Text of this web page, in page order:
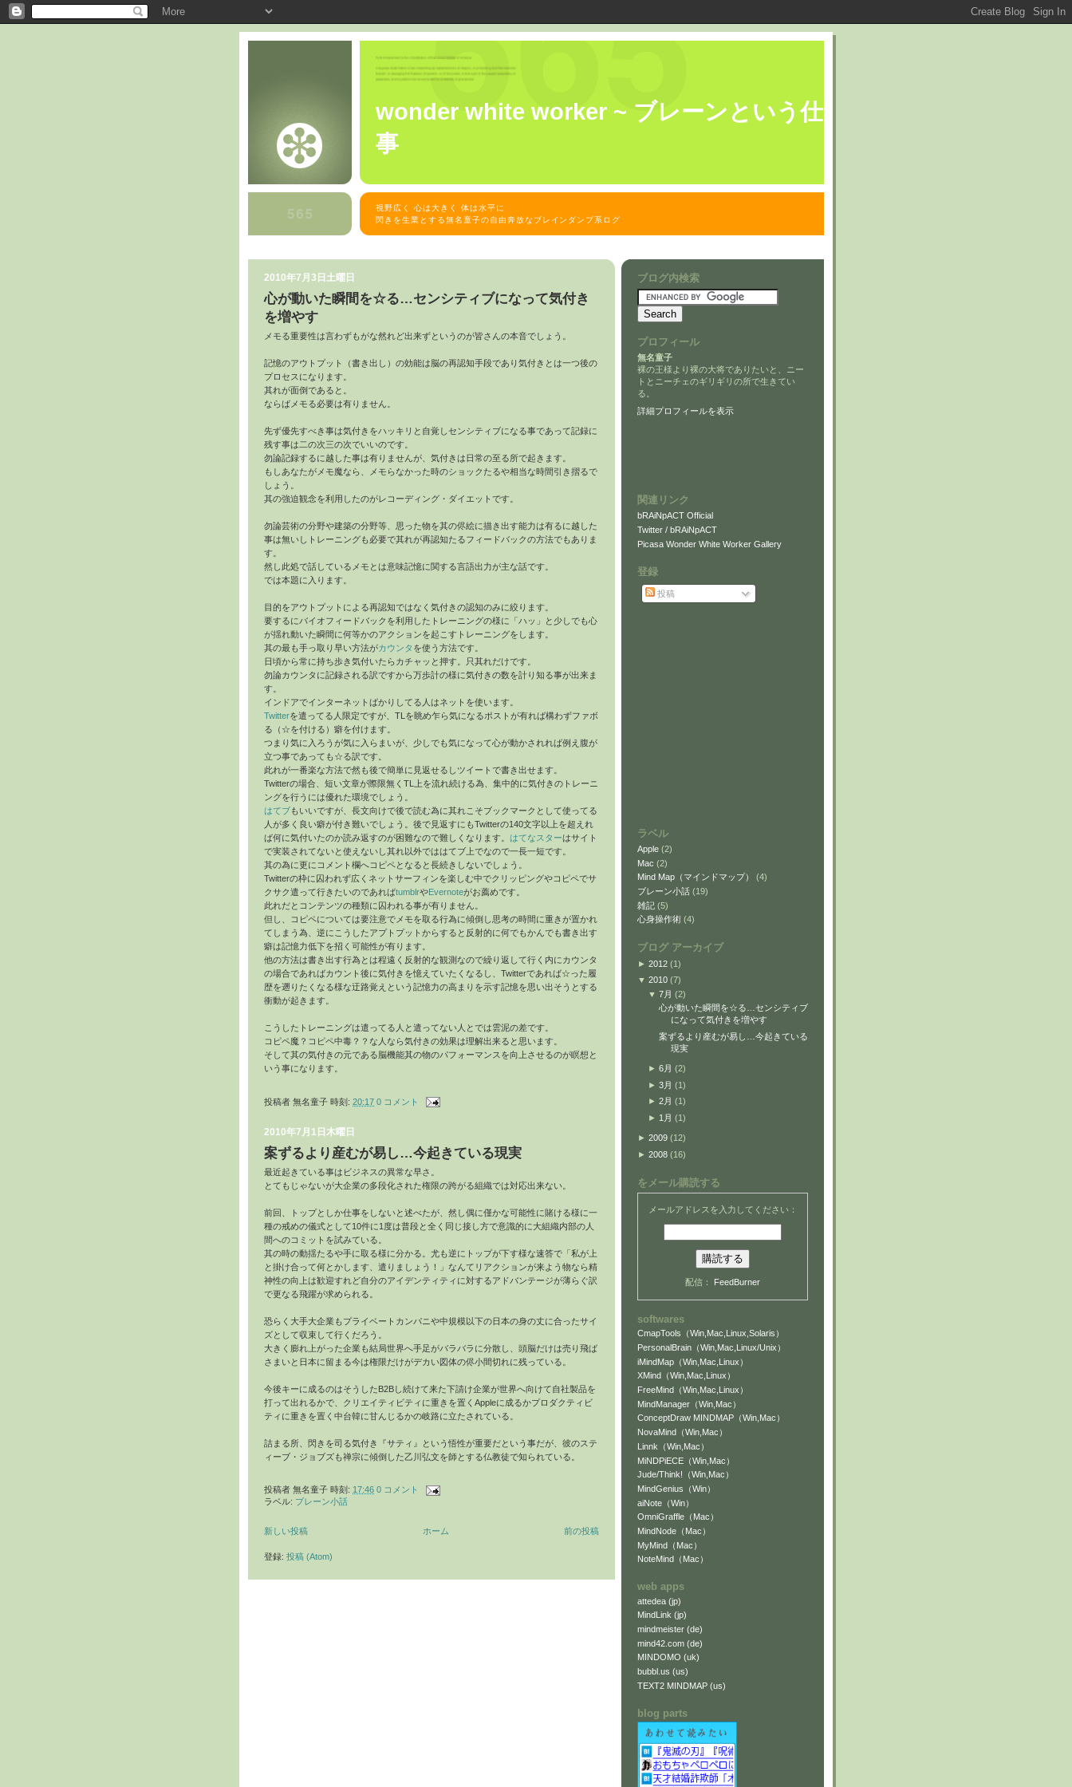
wonder white worker ~ ブレーンという仕
事
視野広く 心は大きく 体は水平に
閃きを生業とする無名童子の自由奔放なブレインダンプ系ログ
2010年7月3日土曜日
心が動いた瞬間を☆る…センシティブになって気付き
を増やす
メモる重要性は言わずもがな然れど出来ずというのが皆さんの本音でしょう。
記憶のアウトプット（書き出し）の効能は脳の再認知手段であり気付きとは一つ後の
プロセスになります。
其れが面倒であると。
ならばメモる必要は有りません。
先ず優先すべき事は気付きをハッキリと自覚しセンシティブになる事であって記録に
残す事は二の次三の次でいいのです。
勿論記録するに越した事は有りませんが、気付きは日常の至る所で起きます。
もしあなたがメモ魔なら、メモらなかった時のショックたるや相当な時間引き摺るで
しょう。
其の強迫観念を利用したのがレコーディング・ダイエットです。
勿論芸術の分野や建築の分野等、思った物を其の侭絵に描き出す能力は有るに越した
事は無いしトレーニングも必要で其れが再認知たるフィードバックの方法でもありま
す。
然し此処で話しているメモとは意味記憶に関する言語出力が主な話です。
では本題に入ります。
目的をアウトプットによる再認知ではなく気付きの認知のみに絞ります。
要するにバイオフィードバックを利用したトレーニングの様に「ハッ」と少しでも心
が揺れ動いた瞬間に何等かのアクションを起こすトレーニングをします。
其の最も手っ取り早い方法がカウンタ を使う方法です。
日頃から常に持ち歩き気付いたらカチャッと押す。只其れだけです。
勿論カウンタに記録される訳ですから万歩計の様に気付きの数を計り知る事が出来ま
す。
インドアでインターネットばかりしてる人はネットを使います。
Twitterを遣ってる人限定ですが、TLを眺め乍ら気になるポストが有れば構わずファボ
る（☆を付ける）癖を付けます。
つまり気に入ろうが気に入らまいが、少しでも気になって心が動かされれば例え腹が
立つ事であっても☆る訳です。
此れが一番楽な方法で然も後で簡単に見返せるしツイートで書き出せます。
Twitterの場合、短い文章が際限無くTL上を流れ続ける為、集中的に気付きのトレーニ
ングを行うには優れた環境でしょう。
はてブ もいいですが、長文向けで後で読む為に其れこそブックマークとして使ってる
人が多く良い癖が付き難いでしょう。後で見返すにもTwitterの140文字以上を超えれ
ば何に気付いたのか読み返すのが困難なので難しくなります。 はてなスターはサイト
で実装されてないと使えないし其れ以外でははてブ上でなので一長一短です。
其の為に更にコメント欄へコピペとなると長続きしないでしょう。
Twitterの枠に囚われず広くネットサーフィンを楽しむ中でクリッピングやコピペでサ
クサク遣って行きたいのであればtumblrやEvernoteがお薦めです。
此れだとコンテンツの種類に囚われる事が有りません。
但し、コピペについては要注意でメモを取る行為に傾倒し思考の時間に重きが置かれ
てしまう為、逆にこうしたアプトプットからすると反射的に何でもかんでも書き出す
癖は記憶力低下を招く可能性が有ります。
他の方法は書き出す行為とは程遠く反射的な観測なので繰り返して行く内にカウンタ
の場合であればカウント後に気付きを憶えていたくなるし、Twitterであれば☆った履
歴を遡りたくなる様な迂路覚えという記憶力の高まりを示す記憶を思い出そうとする
衝動が起きます。
こうしたトレーニングは遣ってる人と遣ってない人とでは雲泥の差です。
コピペ魔？コピペ中毒？？な人なら気付きの効果は理解出来ると思います。
そして其の気付きの元である脳機能其の物のパフォーマンスを向上させるのが瞑想と
いう事になります。
投稿者 無名童子 時刻: 20:17 0 コメント
2010年7月1日木曜日
案ずるより産むが易し…今起きている現実
最近起きている事はビジネスの異常な早さ。
とてもじゃないが大企業の多段化された権限の跨がる組織では対応出来ない。
前回、トップとしか仕事をしないと述べたが、然し偶に僅かな可能性に賭ける様に一
種の戒めの儀式として10件に1度は普段と全く同じ接し方で意識的に大組織内部の人
間へのコミットを試みている。
其の時の動揺たるや手に取る様に分かる。尤も逆にトップが下す様な速答で「私が上
と掛け合って何とかします、遣りましょう！」なんてリアクションが来よう物なら精
神性の向上は歓迎すれど自分のアイデンティティに対するアドバンテージが薄らぐ訳
で更なる飛躍が求められる。
恐らく大手大企業もプライベートカンパニや中規模以下の日本の身の丈に合ったサイ
ズとして収束して行くだろう。
大きく膨れ上がった企業も結局世界へ手足がバラバラに分散し、頭脳だけは売り飛ば
さまいと日本に留まる今は権限だけがデカい図体の侭小間切れに残っている。
今後キーに成るのはそうしたB2Bし続けて来た下請け企業が世界へ向けて自社製品を
打って出れるかで、クリエイティビティに重きを置くAppleに成るかプロダクティビ
ティに重きを置く中台韓に甘んじるかの岐路に立たされている。
詰まる所、閃きを司る気付き『サティ』という悟性が重要だという事だが、彼のステ
ィーブ・ジョブズも禅宗に傾倒した乙川弘文を師とする仏教徒で知られている。
投稿者 無名童子 時刻: 17:46 0 コメント
ラベル: ブレーン小話
新しい投稿 前の投稿
ホーム
登録: 投稿 (Atom)
ブログ内検索
プロフィール
無名童子
裸の王様より裸の大将でありたいと、ニー
トとニーチェのギリギリの所で生きてい
る。
詳細プロフィールを表示
関連リンク
bRAiNpACT Official
Twitter / bRAiNpACT
Picasa Wonder White Worker Gallery
登録
投稿
ラベル
Apple (2)
Mac (2)
Mind Map（マインドマップ） (4)
ブレーン小話 (19)
雑記 (5)
心身操作術 (4)
ブログ アーカイブ
► 2012 (1)
▼ 2010 (7)
▼ 7月 (2)
心が動いた瞬間を☆る…センシティブ
になって気付きを増やす
案ずるより産むが易し…今起きている
現実
► 6月 (2)
► 3月 (1)
► 2月 (1)
► 1月 (1)
► 2009 (12)
► 2008 (16)
をメール購読する
メールアドレスを入力してください：
配信： FeedBurner
softwares
CmapTools（Win,Mac,Linux,Solaris）
PersonalBrain（Win,Mac,Linux/Unix）
iMindMap（Win,Mac,Linux）
XMind（Win,Mac,Linux）
FreeMind（Win,Mac,Linux）
MindManager（Win,Mac）
ConceptDraw MINDMAP（Win,Mac）
NovaMind（Win,Mac）
Linnk（Win,Mac）
MiNDPiECE（Win,Mac）
Jude/Think!（Win,Mac）
MindGenius（Win）
aiNote（Win）
OmniGraffle（Mac）
MindNode（Mac）
MyMind（Mac）
NoteMind（Mac）
web apps
attedea (jp)
MindLink (jp)
mindmeister (de)
mind42.com (de)
MINDOMO (uk)
bubbl.us (us)
TEXT2 MINDMAP (us)
blog parts